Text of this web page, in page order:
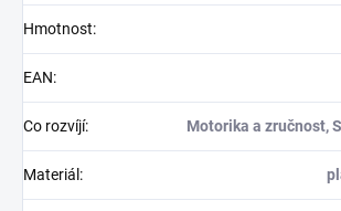
Hmotnost:
EAN:
Co rozvíjí: Motorika a zručnost,
Materiál :